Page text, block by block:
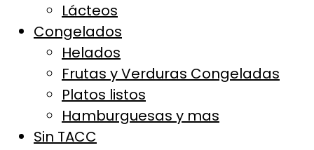
Lácteos
Congelados
Helados
Frutas y Verduras Congeladas
Platos listos
Hamburguesas y mas
Sin TACC